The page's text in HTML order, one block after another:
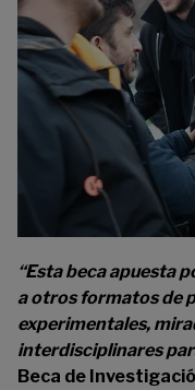
“Esta beca apuesta
a otros formatos de
experimentales,
interdisciplinares
Beca de